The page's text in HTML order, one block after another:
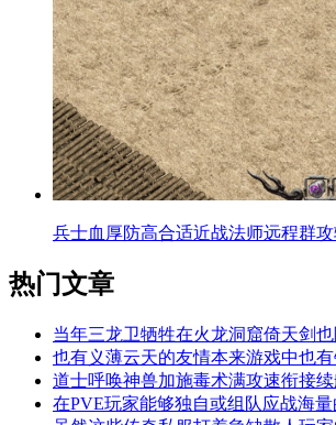
兵士血厚防高合适近战法师远程群攻
热门文章
当年三龙卫牺牲在火龙洞窟倚天剑也
也有义薄云天的友情本来游戏中也
道士呼唤神兽加施毒术满攻速衔接
在PVE玩家能够独自或组队应战海量